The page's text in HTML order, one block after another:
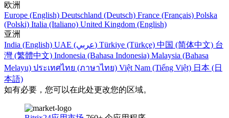
欧洲
Europe (English) Deutschland (Deutsch) France (Français) Polska
(Polski) Italia (Italiano) United Kingdom (English)
亚洲
India (English)
UAE (عربي) Türkiye (Türkçe) 中国 (简体中文) 台
灣 (繁體中文) Indonesia (Bahasa Indonesia) Malaysia (Bahasa
Melayu) ประเทศไทย (ภาษาไทย) Việt Nam (Tiếng Việt) 日本 (日
本語)
如有必要，您可以在此处更改您的区域。